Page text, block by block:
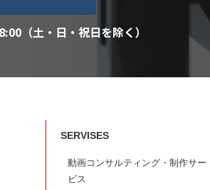
（土・日・祝日を除く）
SERVISES
動画コンサルティング・制作サー
ビス